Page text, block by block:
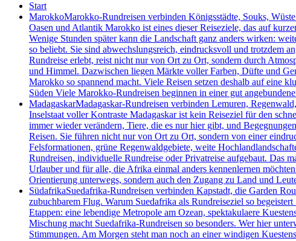
Start
MarokkoMarokko-Rundreisen verbinden Königsstädte, Souks,
Oasen und Atlantik Marokko ist eines dieser Reiseziele, das auf
Wenige Stunden später kann die Landschaft ganz anders wirken:
so beliebt. Sie sind abwechslungsreich, eindrucksvoll und trotzdem
Rundreise erlebt, reist nicht nur von Ort zu Ort, sondern durch
und Himmel. Dazwischen liegen Märkte voller Farben, Düfte und
Marokko so spannend macht. Viele Reisen setzen deshalb auf eine
Süden Viele Marokko-Rundreisen beginnen in einer gut
MadagaskarMadagaskar-Rundreisen verbinden Lemuren,
Inselstaat voller Kontraste Madagaskar ist kein Reiseziel für den
immer wieder verändern, Tiere, die es nur hier gibt, und
Reisen. Sie führen nicht nur von Ort zu Ort, sondern von einer
Felsformationen, grüne Regenwaldgebiete, weite
Rundreisen, individuelle Rundreise oder Privatreise aufgebaut. Das
Urlauber und für alle, die Afrika einmal anders kennenlernen
Orientierung unterwegs, sondern auch den Zugang zu Land und
SüdafrikaSuedafrika-Rundreisen verbinden Kapstadt, die Garden
zubuchbarem Flug. Warum Suedafrika als Rundreiseziel so
Etappen: eine lebendige Metropole am Ozean, spektakulaere
Mischung macht Suedafrika-Rundreisen so besonders. Wer hier
Stimmungen. Am Morgen steht man noch an einer windigen